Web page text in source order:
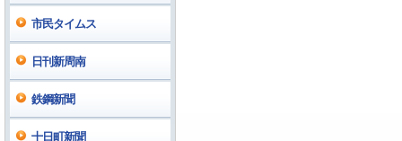
市民タイムス
日刊新周南
鉄鋼新聞
十日町新聞